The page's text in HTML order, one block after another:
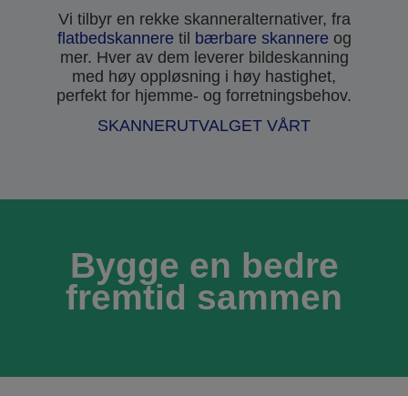
Vi tilbyr en rekke skanneralternativer, fra
flatbedskannere til bærbare skannere og
mer. Hver av dem leverer bildeskanning
med høy oppløsning i høy hastighet,
perfekt for hjemme- og forretningsbehov.
SKANNERUTVALGET VÅRT
Bygge en bedre
fremtid sammen